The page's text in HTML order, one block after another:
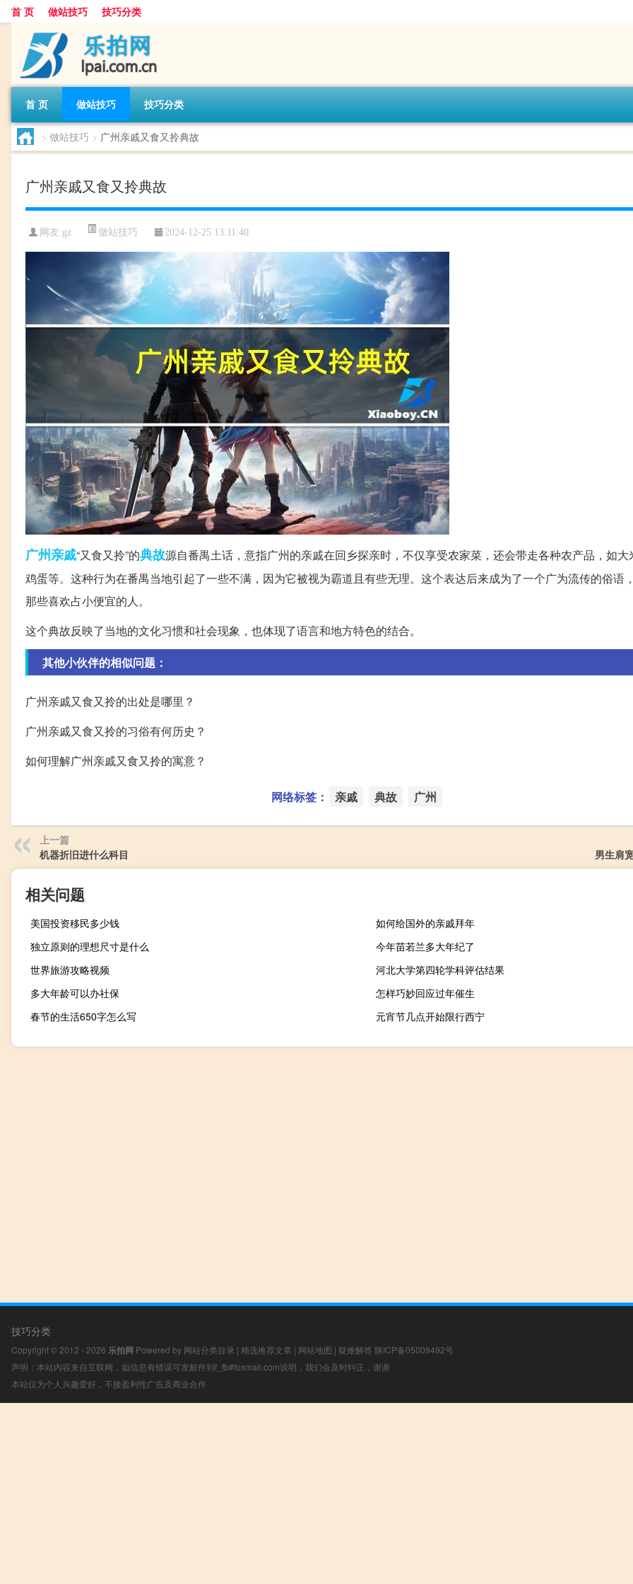
首 页 做站技巧 技巧分类
首 页 做站技巧 技巧分类
> 做站技巧 > 广州亲戚又食又拎典故
广州亲戚又食又拎典故
网友:gz 做站技巧 2024-12-25 13:11:40
广州亲戚“又食又拎”的典故源自番禺土话，意指广州的亲戚在回乡探亲时，不仅享受农家菜，还会带走各种农产品，如大
鸡蛋等。这种行为在番禺当地引起了一些不满，因为它被视为霸道且有些无理。这个表达后来成为了一个广为流传的俗语
那些喜欢占小便宜的人。
这个典故反映了当地的文化习惯和社会现象，也体现了语言和地方特色的结合。
其他小伙伴的相似问题：
广州亲戚又食又拎的出处是哪里？
广州亲戚又食又拎的习俗有何历史？
如何理解广州亲戚又食又拎的寓意？
网络标签： 亲戚 典故 广州
上一篇
机器折旧进什么科目
男生肩
相关问题
美国投资移民多少钱
如何给国外的亲戚拜年
独立原则的理想尺寸是什么
今年苗若兰多大年纪了
世界旅游攻略视频
河北大学第四轮学科评估结果
多大年龄可以办社保
怎样巧妙回应过年催生
春节的生活650字怎么写
元宵节几点开始限行西宁
技巧分类
Copyright © 2012 - 2026 乐拍网 Powered by 网站分类目录 | 精选推荐文章 | 网站地图 | 疑难解答 陕ICP备05009492号
声明：本站内容来自互联网，如信息有错误可发邮件到f_fb#foxmail.com说明，我们会及时纠正，谢谢
本站仅为个人兴趣爱好，不接盈利性广告及商业合作